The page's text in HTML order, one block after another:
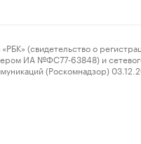
(свидетельство о
ИА №ФС77-63848) и
(Роскомнадзор)